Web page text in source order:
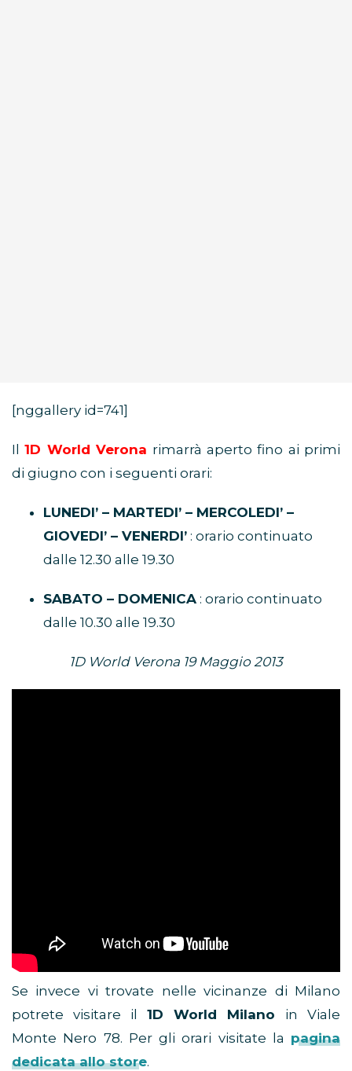
[nggallery id=741]
Il1D World Verona rimarrà aperto fino ai primi
di giugno con i seguenti orari:
LUNEDI’ – MARTEDI’ – MERCOLEDI’ –
GIOVEDI’ – VENERDI’ : orario continuato
dalle 12.30 alle 19.30
SABATO – DOMENICA : orario continuato
dalle 10.30 alle 19.30
1D World Verona 19 Maggio 2013
Se invece vi trovate nelle vicinanze di Milano
potrete visitare il 1D World Milano in Viale
Monte Nero 78. Per gli orari visitate la pagina
dedicata allo store.